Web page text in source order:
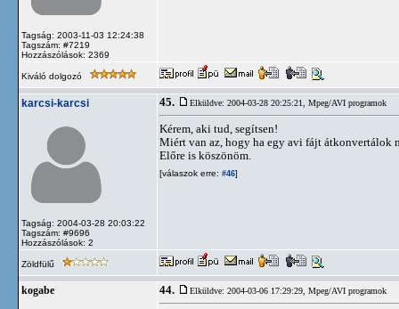
Tagság: 2003-11-03 12:24:38
Tagszám: #7219
Hozzászólások: 2369
Kiváló dolgozó
karcsi-karcsi
Tagság: 2004-03-28 20:03:22
Tagszám: #9696
Hozzászólások: 2
45. Elküldve: 2004-03-28 20:25:21, Mpeg/AVI programok
Kérem, aki tud, segítsen!
Miért van az, hogy ha egy avi fájt átkonvertálok
Előre is köszönöm.
[válaszok erre: #46]
Zöldfülű
kogabe 44. Elküldve: 2004-03-06 17:29:29, Mpeg/AVI programok